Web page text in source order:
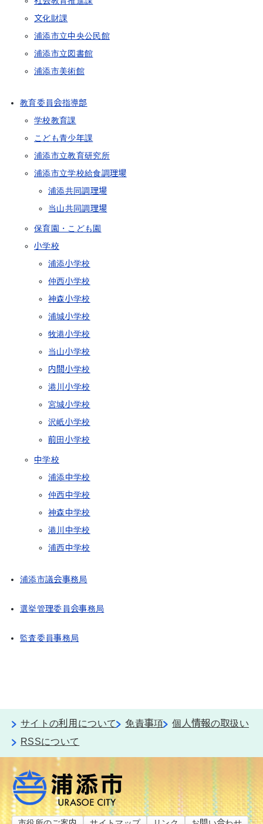
文化財課
浦添市立中央公民館
浦添市立図書館
浦添市美術館
教育委員会指導部
学校教育課
こども青少年課
浦添市立教育研究所
浦添市立学校給食調理場
浦添共同調理場
当山共同調理場
保育園・こども園
小学校
浦添小学校
仲西小学校
神森小学校
浦城小学校
牧港小学校
当山小学校
内間小学校
港川小学校
宮城小学校
沢岻小学校
前田小学校
中学校
浦添中学校
仲西中学校
神森中学校
港川中学校
浦西中学校
浦添市議会事務局
選挙管理委員会事務局
監査委員事務局
サイトの利用について 免責事項
個人情報の取扱い
RSSについて